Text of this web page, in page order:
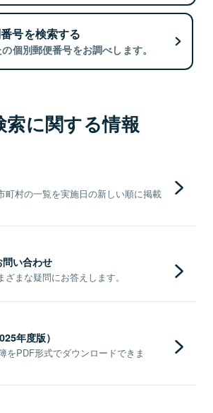
号を検索する
個別郵便番号をお調べします。
索に関する情報
町村の一覧を実施日の新しい順に掲載
い合わせ
まな疑問にお答えします。
年度版）
をPDF形式でダウンロードできま